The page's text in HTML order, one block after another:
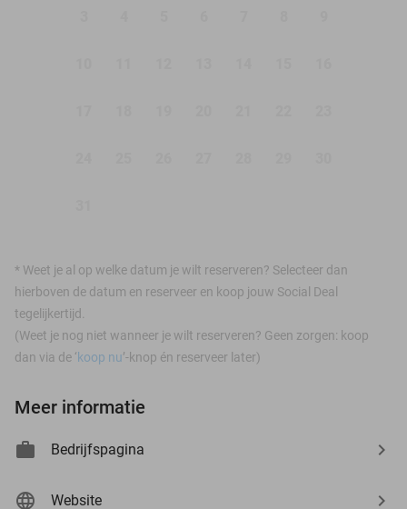
* Weet je al op welke datum je wilt reserveren? Selecteer dan
hierboven de datum en reserveer en koop jouw Social Deal
tegelijkertijd.
(Weet je nog niet wanneer je wilt reserveren? Geen zorgen: koop
dan via de ‘koop nu’-knop én reserveer later)
Meer informatie
Bedrijfspagina
Website